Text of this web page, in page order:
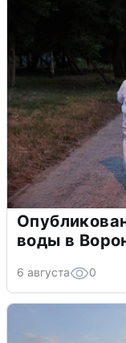
воды в
6 августа 0